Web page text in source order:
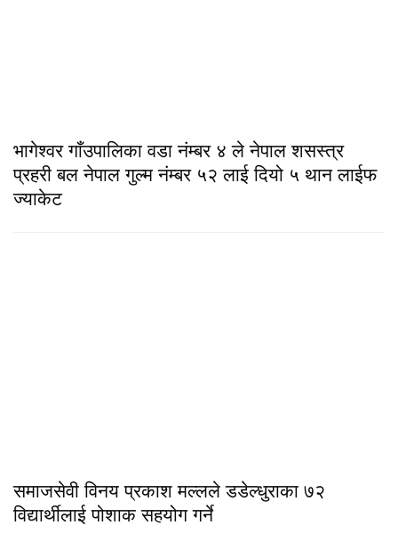
भागेश्वर गाँउपालिका वडा नंम्बर ४ ले नेपाल शसस्त्र
प्रहरी बल नेपाल गुल्म नंम्बर ५२ लाई दियो ५ थान लाईफ
ज्याकेट
समाजसेवी विनय प्रकाश मल्लले डडेल्धुराका ७२
विद्यार्थीलाई पोशाक सहयोग गर्ने